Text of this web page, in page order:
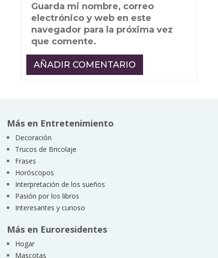
Guarda mi nombre, correo
electrónico y web en este
navegador para la próxima vez
que comente.
Más en Entretenimiento
Decoración
Trucos de Bricolaje
Frases
Horóscopos
Interpretación de los sueños
Pasión por los libros
Interesantes y curioso
Más en Euroresidentes
Hogar
Mascotas